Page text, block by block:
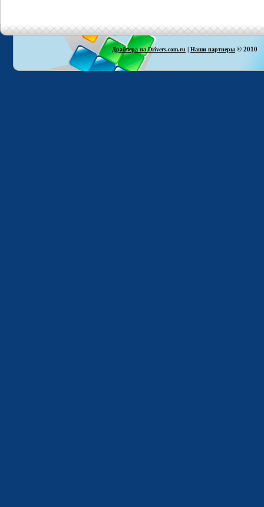
Драйвера на Drivers.com.ru | Наши партнеры © 2010